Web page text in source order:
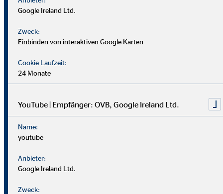
Bei OVB gibt es keine Grenzen: Unser Karriereplan bietet
Aufstiegsmöglichkeiten durch Ausbildung und Praxis.
Google Ireland Ltd.
Zweck:
Einbinden von interaktiven Google Karten
Cookie Laufzeit:
24 Monate
YouTube | Empfänger: OVB, Google Ireland Ltd.
Name:
youtube
Anbieter:
Google Ireland Ltd.
Zweck: